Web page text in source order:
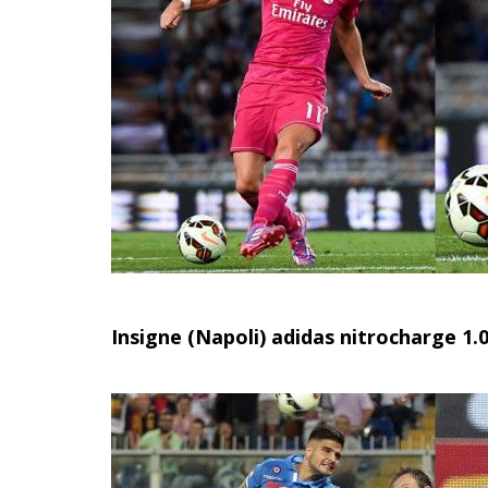
Insigne (Napoli) adidas nitrocharge 1.0